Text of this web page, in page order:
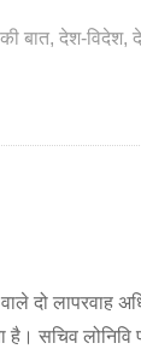
बात देश-विदेश
दो लापरवाह
है। सचिव